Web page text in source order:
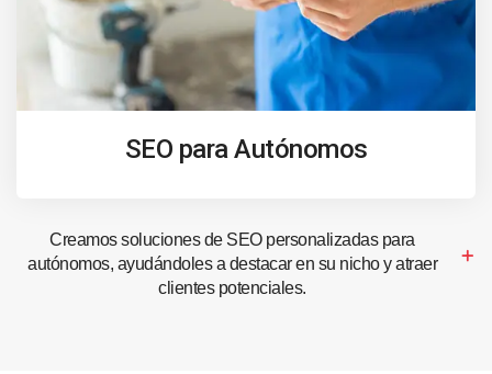
SEO para Autónomos
Creamos soluciones de SEO personalizadas para
autónomos, ayudándoles a destacar en su nicho y atraer
clientes potenciales.